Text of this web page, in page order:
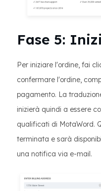
Fase 5:
Per iniziare l'ordine, fai
confermare l'ordine,
pagamento. La
inizierà quindi a essere
qualificati di MotaWord.
terminata e sarà
una notifica via e-mail.